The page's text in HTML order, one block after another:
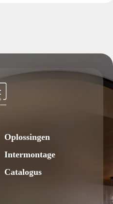
Oplossingen
Intermontage
Catalogus